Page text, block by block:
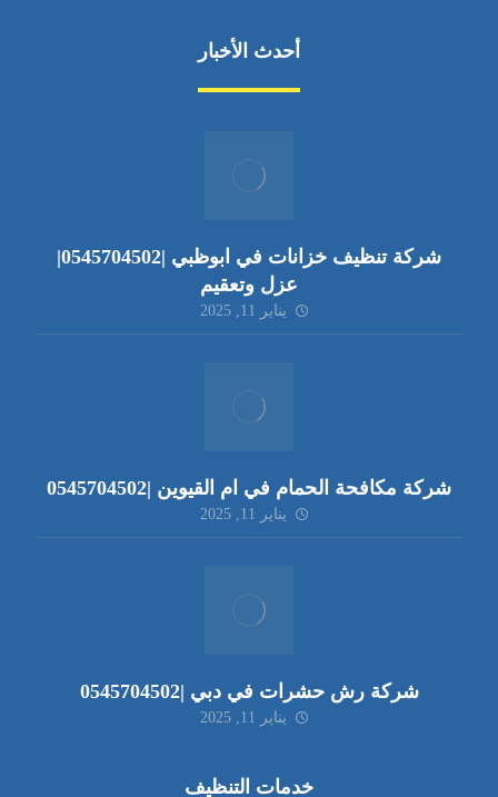
أحدث الأخبار
شركة تنظيف خزانات في ابوظبي |0545704502|
عزل وتعقيم
يناير 11, 2025
شركة مكافحة الحمام في ام القيوين |0545704502
يناير 11, 2025
شركة رش حشرات في دبي |0545704502
يناير 11, 2025
خدمات التنظيف